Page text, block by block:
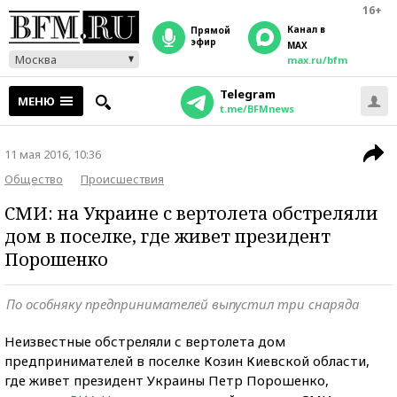
16+
Москва
прямой
эфир
Канал в
MAX
max.ru/bfm
МЕНЮ Telegram
t.me/BFMnews
11 мая 2016, 10:36
Общество
Происшествия
СМИ: на Украине с вертолета обстреляли
дом в поселке, где живет президент
Порошенко
По особняку предпринимателей выпустил три снаряда
Неизвестные обстреляли с вертолета дом
предпринимателей в поселке Козин Киевской области,
где живет президент Украины Петр Порошенко,